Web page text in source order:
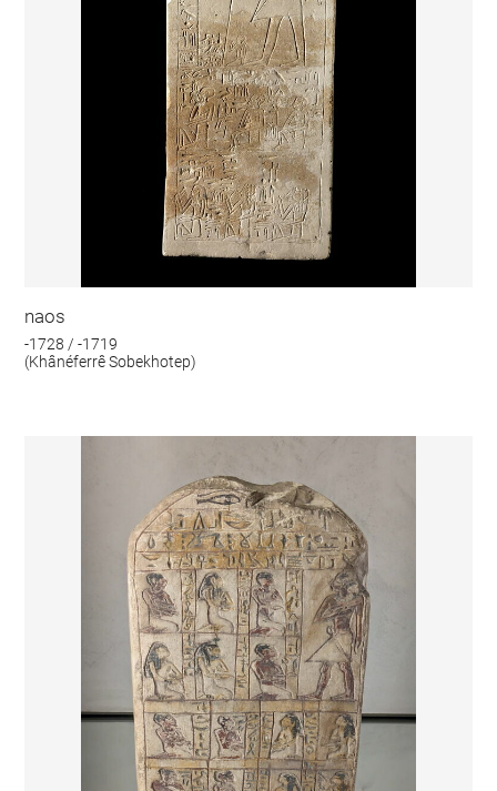
naos
-1728 / -1719
(Khânéferrê Sobekhotep)